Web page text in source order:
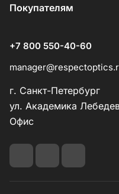
Покупателям
+7 800 550-40-60
г. Санкт-Петербург
ул. Академика
Офис